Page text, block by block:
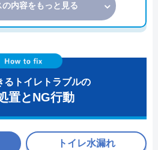
の内容をもっと見る
るトイレトラブルの
置とNG行動
トイレ水漏れ